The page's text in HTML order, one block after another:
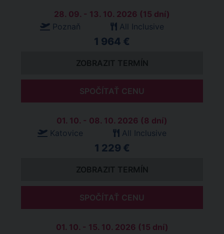
28. 09. - 13. 10. 2026 (15 dní)
Poznaň
All Inclusive
1 964 €
ZOBRAZIT TERMÍN
SPOČÍTAŤ CENU
01. 10. - 08. 10. 2026 (8 dní)
Katovice
All Inclusive
1 229 €
ZOBRAZIT TERMÍN
SPOČÍTAŤ CENU
01. 10. - 15. 10. 2026 (15 dní)